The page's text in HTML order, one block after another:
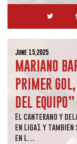
June 15,2025
MARIANO
PRIMER
DEL EQUIPO”
El canterano y
en Liga1 y
en l…